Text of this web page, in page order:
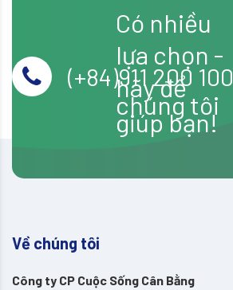
Có nhiều
lựa chọn -
hãy để
chúng tôi
giúp bạn!
(+84)911 200 100
Về chúng tôi
Công ty CP Cuộc Sống Cân Bằng